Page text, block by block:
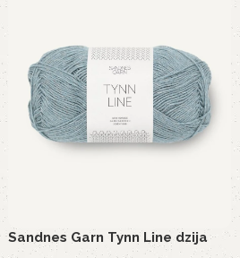
Sandnes Garn Tynn Line dzija